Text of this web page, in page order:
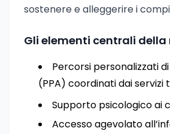
sostenere e alleggerire i
Gli elementi centrali
Percorsi personalizzati
(PPA) coordinati dai servizi
Supporto psicologico ai
Accesso agevolato